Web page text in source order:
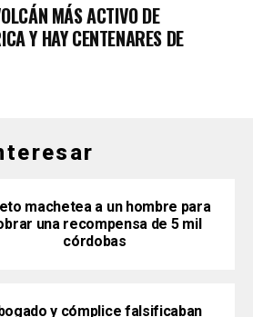
MÁS ACTIVO DE
Y HAY CENTENARES DE
machetea a un hombre para
una recompensa de 5 mil
córdobas
y cómplice falsificaban